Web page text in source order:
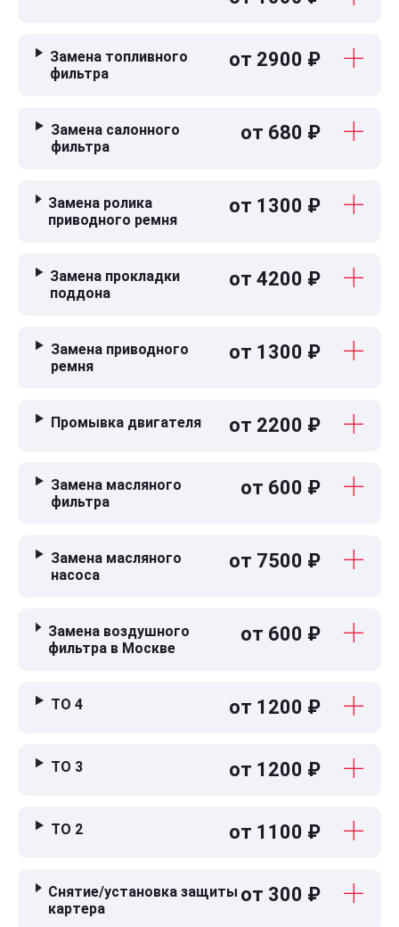
Замена топливного
фильтра
от 2900 ₽
Замена салонного
фильтра
от 680 ₽
Замена ролика
приводного ремня
от 1300 ₽
Замена прокладки
поддона
от 4200 ₽
Замена приводного
ремня
от 1300 ₽
Промывка двигателя от 2200 ₽
Замена масляного
фильтра
от 600 ₽
Замена масляного
насоса
от 7500 ₽
Замена воздушного
фильтра в Москве
от 600 ₽
ТО 4 от 1200 ₽
ТО 3 от 1200 ₽
ТО 2 от 1100 ₽
Снятие/установка защиты
картера
от 300 ₽